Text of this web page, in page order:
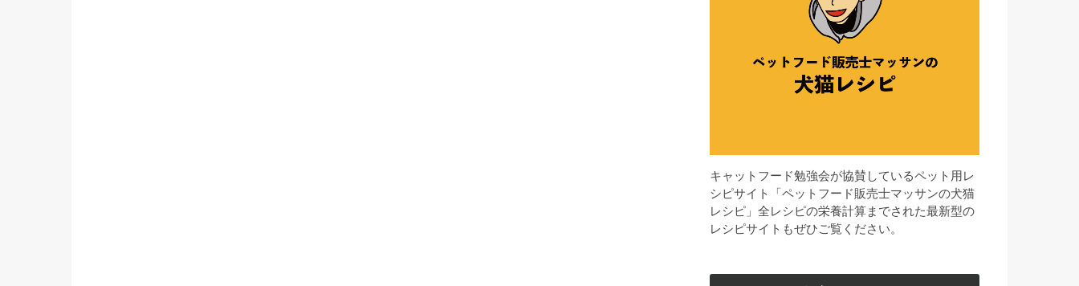
キャットフード勉強会が協賛しているペット用レ
シピサイト「ペットフード販売士マッサンの犬猫
レシピ」全レシピの栄養計算までされた最新型の
レシピサイトもぜひご覧ください。